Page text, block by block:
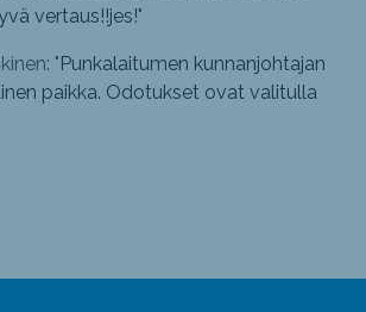
vertaus!!jes!"
"Punkalaitumen kunnanjohtajan
paikka. Odotukset ovat valitulla